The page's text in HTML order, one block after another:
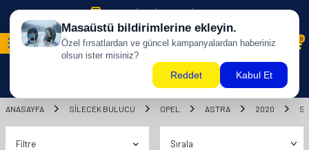
500 TL ÜZERİ KARGO BİZDEN !
0
ANASAYFA SILECEK BULUCU OPEL ASTRA 2020
Filtre